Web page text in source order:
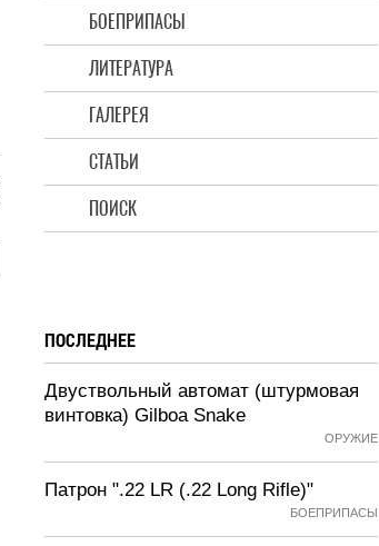
БОЕПРИПАСЫ
ЛИТЕРАТУРА
ГАЛЕРЕЯ
СТАТЬИ
ПОИСК
ПОСЛЕДНЕЕ
Двуствольный автомат (штурмовая
винтовка) Gilboa Snake
ОРУЖИЕ
Патрон ".22 LR (.22 Long Rifle)"
БОЕПРИПАСЫ